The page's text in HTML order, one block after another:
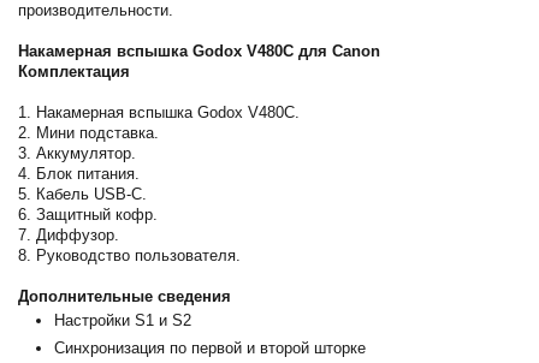
производительности.
Накамерная вспышка Godox V480C для Canon
Комплектация
1. Накамерная вспышка Godox V480C.
2. Мини подставка.
3. Аккумулятор.
4. Блок питания.
5. Кабель USB-C.
6. Защитный кофр.
7. Диффузор.
8. Руководство пользователя.
Дополнительные сведения
Настройки S1 и S2
Синхронизация по первой и второй шторке